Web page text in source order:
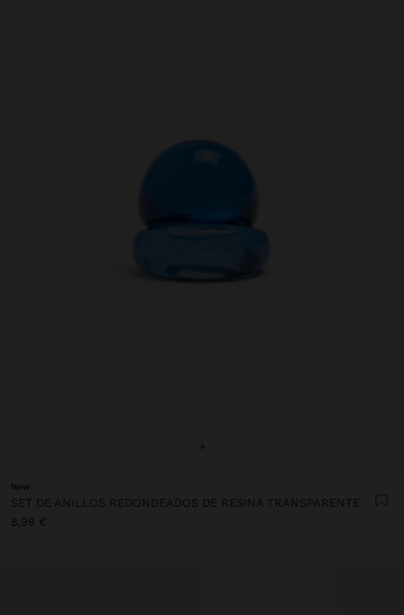
+
New
SET DE ANILLOS REDONDEADOS DE RESINA TRANSPARENTE
8,99 €